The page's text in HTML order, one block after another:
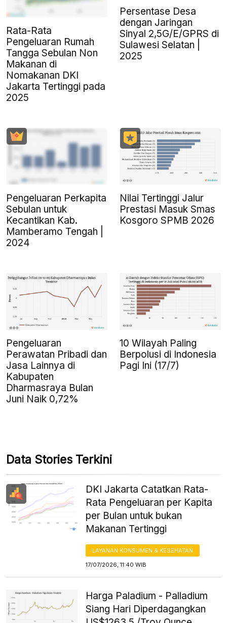
Rata-Rata
Pengeluaran Rumah
Tangga Sebulan Non
Makanan di
Nomakanan DKI
Jakarta Tertinggi pada
2025
Persentase Desa
dengan Jaringan
Sinyal 2,5G/E/GPRS di
Sulawesi Selatan |
2025
Pengeluaran Perkapita
Sebulan untuk
Kecantikan Kab.
Mamberamo Tengah |
2024
Nilai Tertinggi Jalur
Prestasi Masuk Smas
Kosgoro SPMB 2026
Pengeluaran
Perawatan Pribadi dan
Jasa Lainnya di
Kabupaten
Dharmasraya Bulan
Juni Naik 0,72%
10 Wilayah Paling
Berpolusi di Indonesia
Pagi Ini (17/7)
Data Stories Terkini
DKI Jakarta Catatkan Rata-
Rata Pengeluaran per Kapita
per Bulan untuk bukan
Makanan Tertinggi
LAYANAN KONSUMEN & KESEHATAN
17/07/2026, 11:40 WIB
Harga Paladium - Palladium
Siang Hari Diperdagangkan